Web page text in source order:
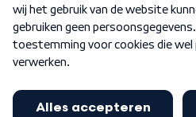
Word Lid